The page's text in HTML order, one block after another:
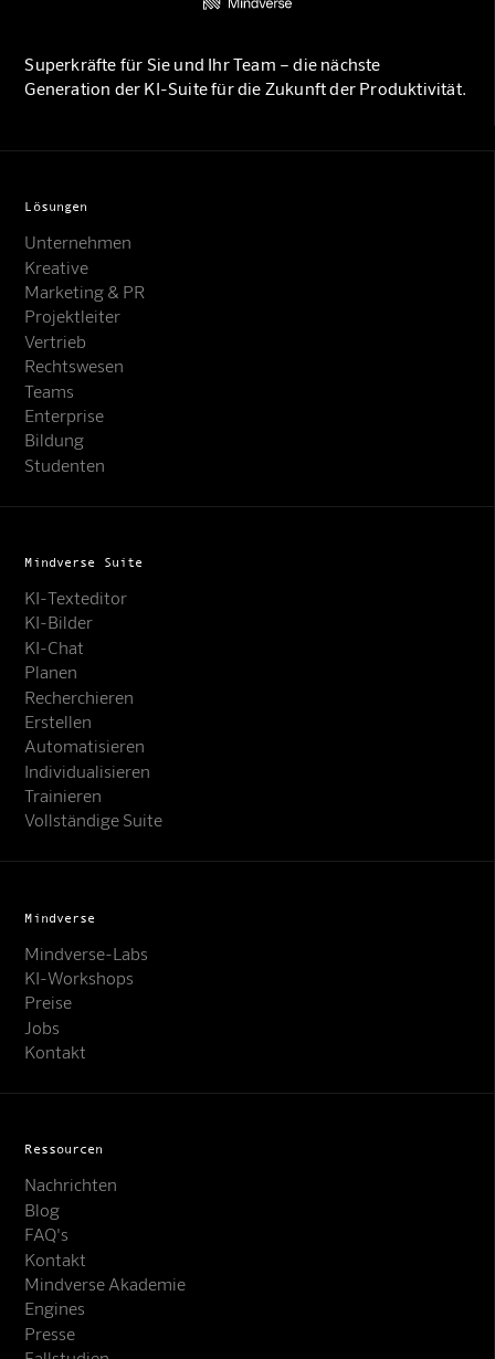
Online · KI-Assistent
Superkräfte für Sie und Ihr Team – die nächste
Generation der KI-Suite für die Zukunft der Produktivität.
Lösungen
Unternehmen
Kreative
Marketing & PR
Projektleiter
Vertrieb
Rechtswesen
Teams
Enterprise
Bildung
Studenten
Mindverse Suite
KI-Texteditor
KI-Bilder
KI-Chat
Planen
Recherchieren
Erstellen
Automatisieren
Individualisieren
Trainieren
Vollständige Suite
Mindverse
Mindverse-Labs
KI-Workshops
Preise
Jobs
Kontakt
Ressourcen
Nachrichten
Blog
FAQ's
Kontakt
Mindverse Akademie
Engines
Presse